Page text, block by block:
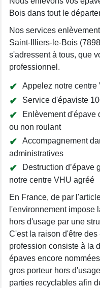
Bois dans tout le
Nos services
Saint-Illiers-le-Bois
s'adressent à tous, que
professionnel.
Appelez notre centre
Service d'épaviste
Enlèvement d'épave
ou non roulant
Accompagnement
administratives
Destruction d’épave
notre centre VHU agréé
En France, de par
l'environnement impose
hors d'usage par une
C'est la raison d'être
profession consiste à la
épaves encore
gros porteur hors
parties recyclables afin